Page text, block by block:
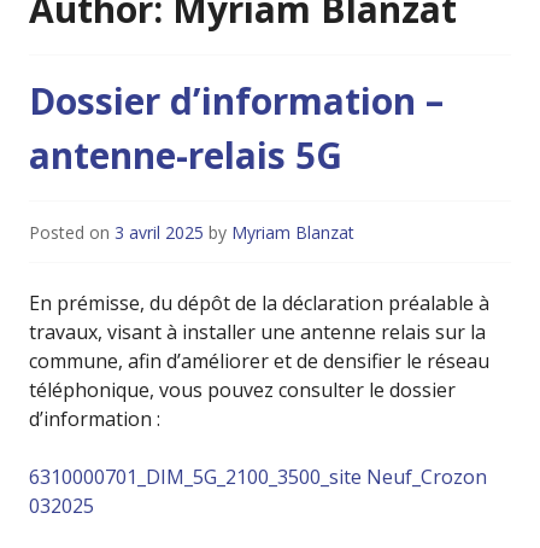
Dossier d’information –
antenne-relais 5G
Posted on 3 avril 2025 by Myriam Blanzat
En prémisse, du dépôt de la déclaration préalable à
travaux, visant à installer une antenne relais sur la
commune, afin d’améliorer et de densifier le réseau
téléphonique, vous pouvez consulter le dossier
d’information :
6310000701_DIM_5G_2100_3500_site Neuf_Crozon
032025